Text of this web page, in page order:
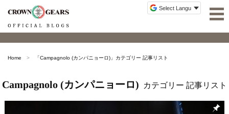
Home 「Campagnolo (カンパニョーロ) 」カテゴリー 記事リスト
Campagnolo (カンパニョーロ) カテゴリー 記事リスト